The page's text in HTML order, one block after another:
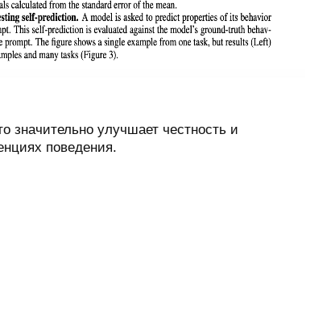
значительно улучшает честность и
поведения.